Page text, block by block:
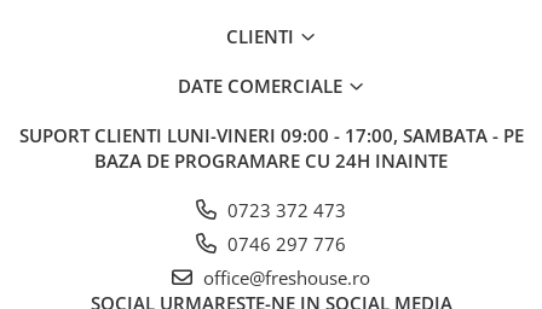
CLIENTI
DATE COMERCIALE
SUPORT CLIENTI LUNI-VINERI 09:00 - 17:00, SAMBATA - PE
BAZA DE PROGRAMARE CU 24H INAINTE
0723 372 473
0746 297 776
office@freshouse.ro
SOCIAL URMARESTE-NE IN SOCIAL MEDIA